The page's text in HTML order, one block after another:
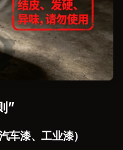
”
车漆、工业漆）